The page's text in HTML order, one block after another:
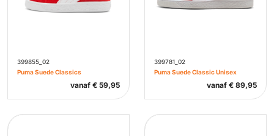
399855_02
Puma Suede Classics
vanaf € 59,95
399781_02
Puma Suede Classic Unisex
vanaf € 89,95